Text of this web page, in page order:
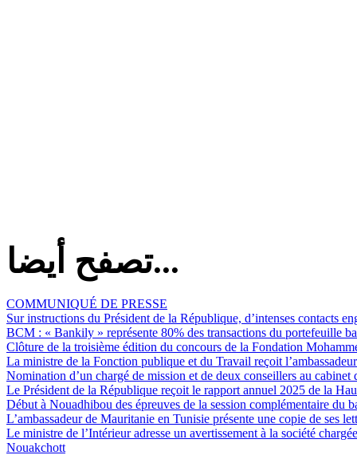
تصفح أيضا...
COMMUNIQUÉ DE PRESSE
Sur instructions du Président de la République, d’intenses contacts
BCM : « Bankily » représente 80% des transactions du portefeuille
Clôture de la troisième édition du concours de la Fondation
La ministre de la Fonction publique et du Travail reçoit
Nomination d’un chargé de mission et de deux conseillers au cabinet
Le Président de la République reçoit le rapport annuel 2025 de la
Début à Nouadhibou des épreuves de la session complémentaire du
L’ambassadeur de Mauritanie en Tunisie présente une copie de ses
Le ministre de l’Intérieur adresse un avertissement à la société
Nouakchott